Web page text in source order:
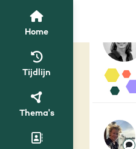
Home
Tijdlijn
Thema's